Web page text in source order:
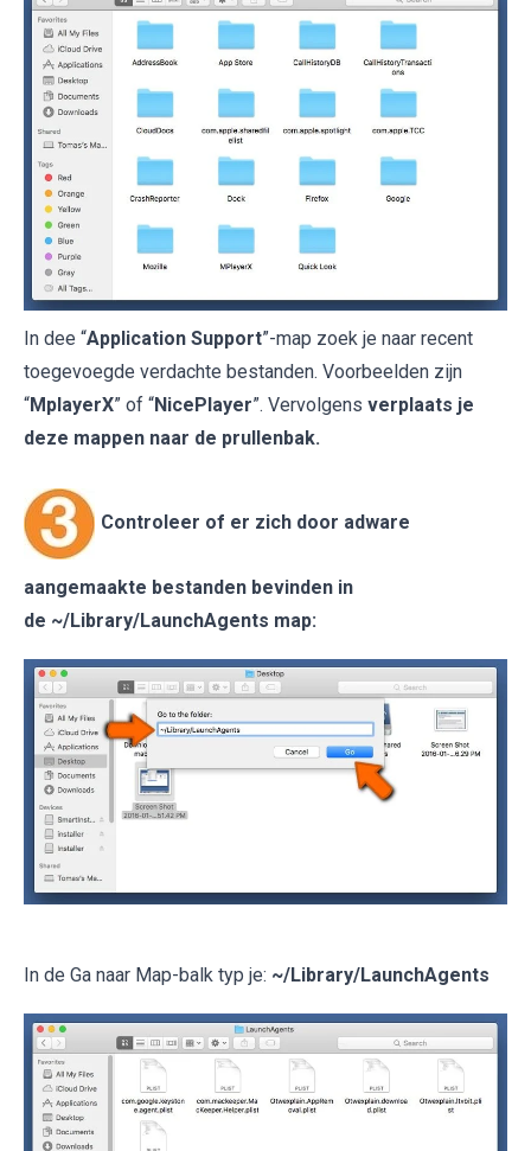
In dee “Application Support”-map zoek je naar recent
toegevoegde verdachte bestanden. Voorbeelden zijn
“MplayerX” of “NicePlayer”. Vervolgens verplaats je
deze mappen naar de prullenbak.
Controleer of er zich door adware
aangemaakte bestanden bevinden in
de ~/Library/LaunchAgents map:
In de Ga naar Map-balk typ je: ~/Library/LaunchAgents